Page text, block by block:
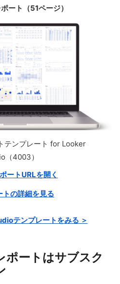
ート（51ページ）
テンプレート for Looker
（4003）
ートURLを開く
トの詳細を見る
テンプレートをみる ＞
ポートはサブスク